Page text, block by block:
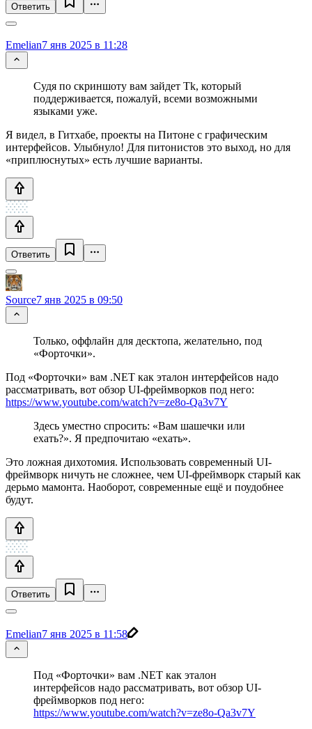
Ответить
Emelian7 янв 2025 в 11:28
Судя по скриншоту вам зайдет Tk, который
поддерживается, пожалуй, всеми возможными
языками уже.
Я видел, в Гитхабе, проекты на Питоне с графическим
интерфейсов. Улыбнуло! Для питонистов это выход, но для
«приплюснутых» есть лучшие варианты.
Ответить
Source7 янв 2025 в 09:50
Только, оффлайн для десктопа, желательно, под
«Форточки».
Под «Форточки» вам .NET как эталон интерфейсов надо
рассматривать, вот обзор UI-фреймворков под него:
https://www.youtube.com/watch?v=ze8o-Qa3v7Y
Здесь уместно спросить: «Вам шашечки или
ехать?». Я предпочитаю «ехать».
Это ложная дихотомия. Использовать современный UI-
фреймворк ничуть не сложнее, чем UI-фреймворк старый как
дерьмо мамонта. Наоборот, современные ещё и поудобнее
будут.
Ответить
Emelian7 янв 2025 в 11:58
Под «Форточки» вам .NET как эталон
интерфейсов надо рассматривать, вот обзор UI-
фреймворков под него:
https://www.youtube.com/watch?v=ze8o-Qa3v7Y